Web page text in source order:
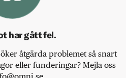
har gått fel.
åtgärda problemet så snart
eller funderingar? Mejla oss